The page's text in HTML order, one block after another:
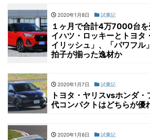
2020年1月8日 試乗記
１ヶ月で合計4万7000台
イハツ・ロッキーとトヨタ
イリッシュ」、「パワフル
拍子が揃った逸材か
2020年1月7日 試乗記
トヨタ・ヤリスvsホンダ・
代コンパクトはどちらが優
2020年1月6日 試乗記